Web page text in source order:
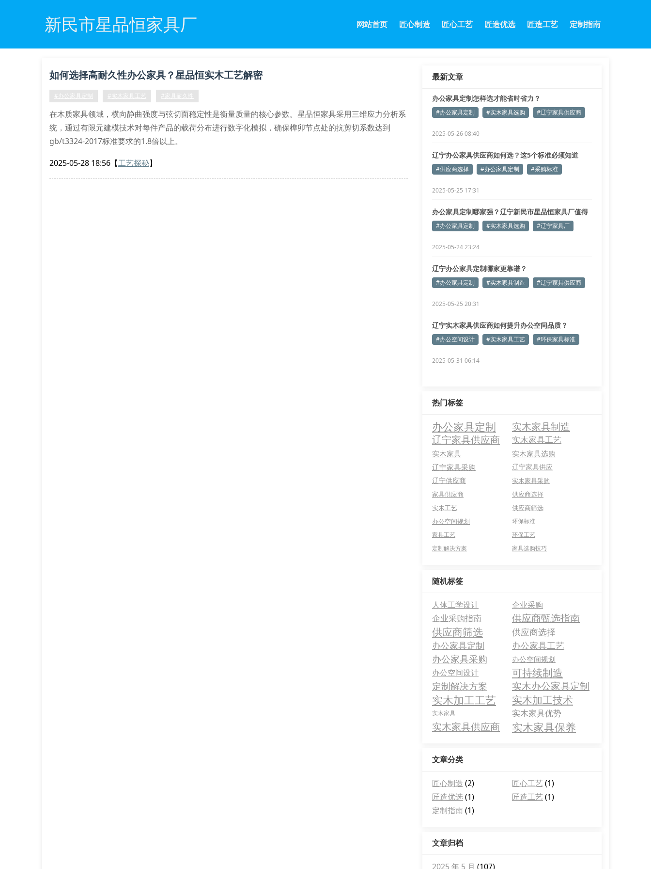
新民市星品恒家具厂 网站首页 匠心制造 匠心工艺 匠造优选 匠造工艺 定制指南
如何选择高耐久性办公家具？星品恒实木工艺解密
#办公家具定制 #实木家具工艺 #家具耐久性
在木质家具领域，横向静曲强度与弦切面稳定性是衡量质量的核心参数。星品恒家具采用三维应力分析系
统，通过有限元建模技术对每件产品的载荷分布进行数字化模拟，确保榫卯节点处的抗剪切系数达到
gb/t3324-2017标准要求的1.8倍以上。
水性漆封闭工艺：独创七涂三磨技术，漆膜厚度达120μm
指接集成材预处理：采用微波真空干燥技术，含水率控制在8±1%
2025-05-28 18:56 【工艺探秘】
最新文章
办公家具定制怎样选才能省时省力？
#办公家具定制 #实木家具选购 #辽宁家具供应商
2025-05-26 08:40
辽宁办公家具供应商如何选？这5个标准必须知道
#供应商选择 #办公家具定制 #采购标准
2025-05-25 17:31
办公家具定制哪家强？辽宁新民市星品恒家具厂值得
信赖吗？
#办公家具定制 #实木家具选购 #辽宁家具厂
2025-05-24 23:24
辽宁办公家具定制哪家更靠谱？
#办公家具定制 #实木家具制造 #辽宁家具供应商
2025-05-25 20:31
辽宁实木家具供应商如何提升办公空间品质？
#办公空间设计 #实木家具工艺 #环保家具标准
2025-05-31 06:14
热门标签
办公家具定制 实木家具制造
辽宁家具供应商 实木家具工艺
实木家具
实木家具选购
辽宁家具采购
辽宁家具供应
辽宁供应商
实木家具采购
家具供应商
供应商选择
实木工艺
供应商筛选
办公空间规划
环保标准
家具工艺
环保工艺
定制解决方案
家具选购技巧
随机标签
人体工学设计 企业采购
企业采购指南 供应商甄选指南
供应商筛选
供应商选择
办公家具定制
办公家具工艺
办公家具采购 办公空间规划
办公空间设计 可持续制造
定制解决方案 实木办公家具定制
实木加工工艺 实木加工技术
实木家具 实木家具优势
实木家具供应商 实木家具保养
文章分类
匠心制造 (2) 匠心工艺(1)
匠造优选(1) 匠造工艺(1)
定制指南(1)
文章归档
2025 年 5 月 (107)